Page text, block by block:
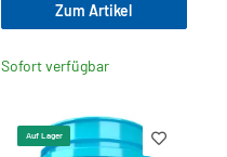
Zum Artikel
Sofort verfügbar
Auf Lager